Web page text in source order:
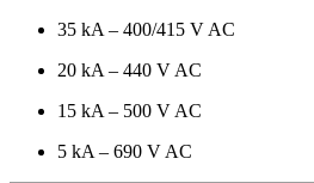
35 kA – 400/415 V AC
20 kA – 440 V AC
15 kA – 500 V AC
5 kA – 690 V AC